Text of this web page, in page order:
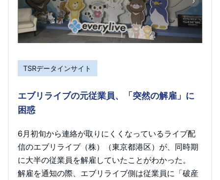
TSRデータインサイト
エブリライブの元従業員、「突然の解雇」に
困惑
6月初旬から連絡が取りにくくなっているライブ配
信のエブリライブ（株）（東京都港区）が、同時期
に大半の従業員を解雇していたことがわかった。
解雇を通知の際、エブリライブ側は従業員に「破産